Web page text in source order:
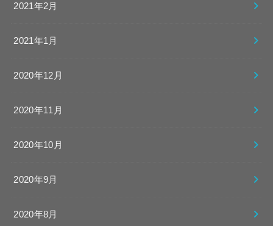
2021年2月
2021年1月
2020年12月
2020年11月
2020年10月
2020年9月
2020年8月